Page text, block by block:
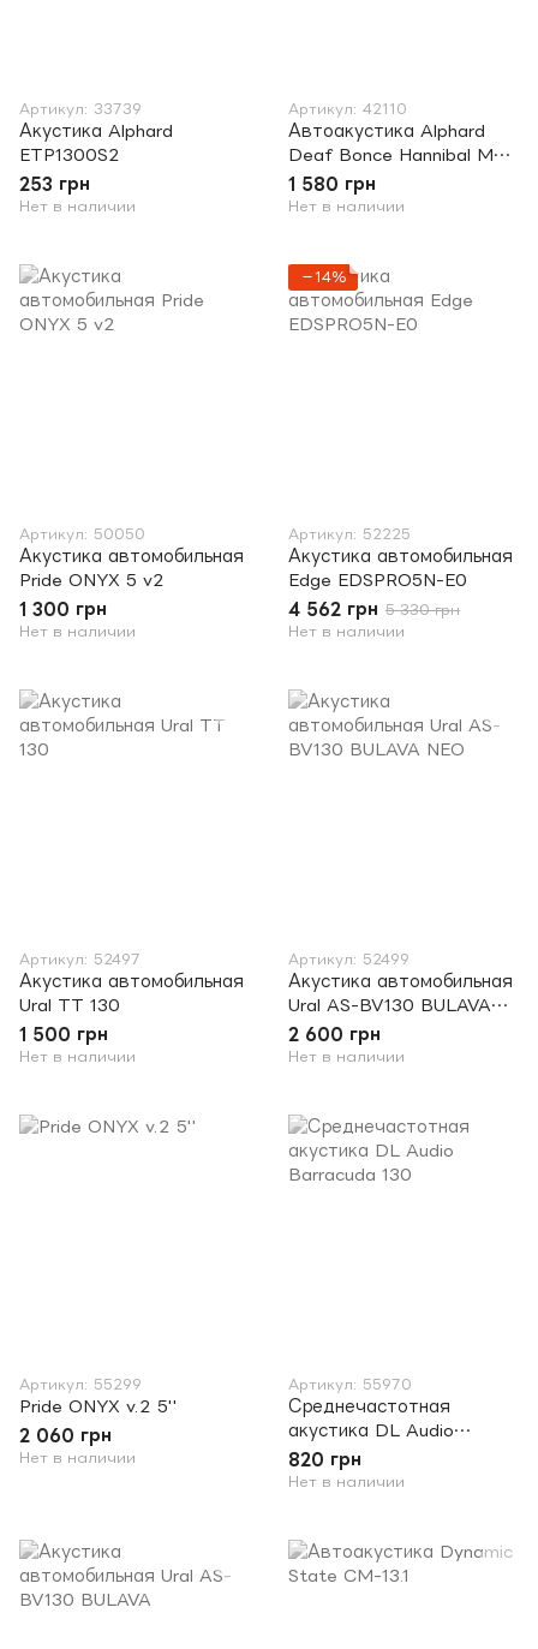
Артикул: 33739
Акустика Alphard
ETP1300S2
253 грн
Нет в наличии
Артикул: 42110
Автоакустика Alphard
Deaf Bonce Hannibal MH-
50
1 580 грн
Нет в наличии
Артикул: 50050
Акустика автомобильная
Pride ONYX 5 v2
1 300 грн
Нет в наличии
−14%
Артикул: 52225
Акустика автомобильная
Edge EDSPRO5N-E0
4 562 грн 5 330 грн
Нет в наличии
Артикул: 52497
Акустика автомобильная
Ural TT 130
1 500 грн
Нет в наличии
Артикул: 52499
Акустика автомобильная
Ural AS-BV130 BULAVA
NEO
2 600 грн
Нет в наличии
Артикул: 55299
Pride ONYX v.2 5''
2 060 грн
Нет в наличии
Артикул: 55970
Среднечастотная
акустика DL Audio
Barracuda 130
820 грн
Нет в наличии